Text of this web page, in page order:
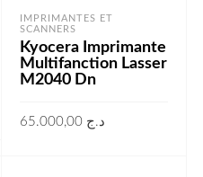
IMPRIMANTES ET
SCANNERS
Kyocera Imprimante
Multifanction Lasser
M2040 Dn
د.ج